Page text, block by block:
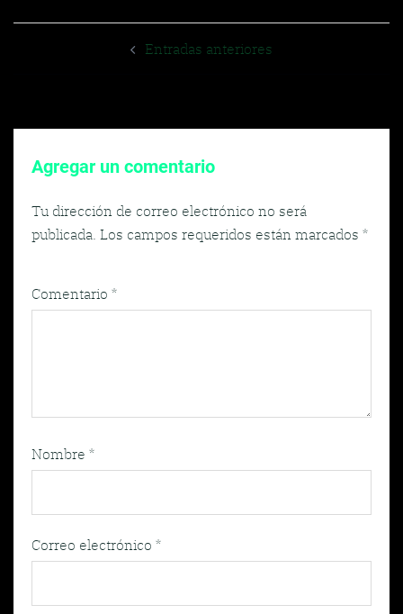
Entradas anteriores
Agregar un comentario
Tu dirección de correo electrónico no será
publicada. Los campos requeridos están marcados *
Comentario *
Nombre *
Correo electrónico *